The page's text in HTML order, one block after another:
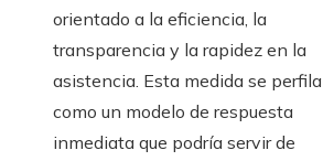
orientado a la eficiencia, la
transparencia y la rapidez en la
asistencia. Esta medida se perfila
como un modelo de respuesta
inmediata que podría servir de